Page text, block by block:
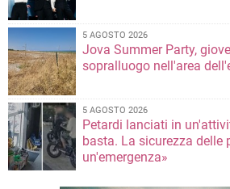
5 AGOSTO 2026
Jova Summer Party,
sopralluogo nell'area
5 AGOSTO 2026
Petardi lanciati in
basta. La sicurezza delle
un'emergenza»